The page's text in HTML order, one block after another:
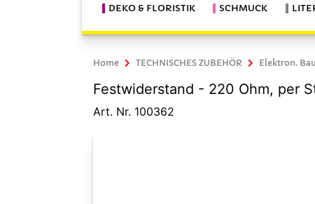
DEKO & FLORISTIK SCHMUCK
Home TECHNISCHES ZUBEHÖR Elektron.
Festwiderstand - 220 Ohm, per
Art. Nr. 100362